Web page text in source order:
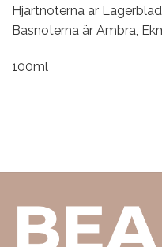
Hjärtnoterna är
Basnoterna är Ambra,
100ml